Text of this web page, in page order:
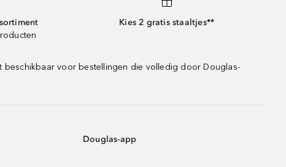
Kies 2 gratis staaltjes**
beschikbaar voor bestellingen die volledig door Douglas-
Douglas-app